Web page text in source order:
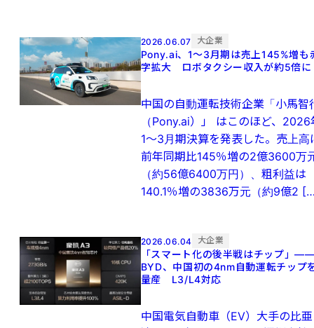
2026.06.07 大企業
Pony.ai、1〜3月期は売上145%増も
字拡大 ロボタクシー収入が約5倍に
中国の自動運転技術企業「小馬智
（Pony.ai）」 はこのほど、2026
1～3月期決算を発表した。売上高
前年同期比145％増の2億3600万
（約56億6400万円）、粗利益は
140.1％増の3836万元（約9億2
2026.06.04 大企業
「スマート化の後半戦はチップ」
BYD、中国初の4nm自動運転チップ
量産 L3/L4対応
中国電気自動車（EV）大手の比亜